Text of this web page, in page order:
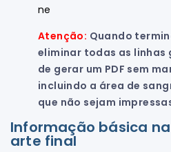
Atenção: Quando
eliminar todas as linhas
de gerar um PDF sem
incluindo a área de
que não sejam
Informação básica
arte final